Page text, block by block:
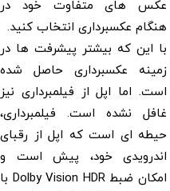
عکس های متفاوت خود در
هنگام عکسبرداری انتخاب کنید.
با این که بیشتر پیشرفت ها در
زمینه عکسبرداری حاصل شده
است. اما اپل از فیلمبرداری نیز
غافل نشده است. فیلمبرداری،
حیطه ای است که اپل از رقبای
اندرویدی خود، پیش است و
امکان ضبط Dolby Vision HDR با